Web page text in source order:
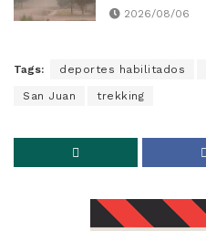
2026/08/06
Tags: deportes habilitados
San Juan trekking